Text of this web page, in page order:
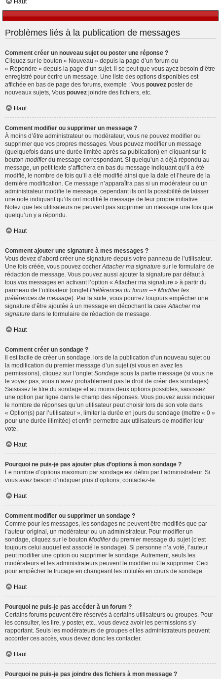
Problèmes liés à la publication de messages
Comment créer un nouveau sujet ou poster une réponse ?
Cliquez sur le bouton « Nouveau » depuis la page d’un forum ou
« Répondre » depuis la page d’un sujet. Il se peut que vous ayez besoin d’être
enregistré pour écrire un message. Une liste des options disponibles est
affichée en bas de page des forums, exemple : Vous pouvez poster de
nouveaux sujets, Vous pouvez joindre des fichiers, etc.
Haut
Comment modifier ou supprimer un message ?
À moins d’être administrateur ou modérateur, vous ne pouvez modifier ou
supprimer que vos propres messages. Vous pouvez modifier un message
(quelquefois dans une durée limitée après sa publication) en cliquant sur le
bouton modifierdu message correspondant. Si quelqu’un a déjà répondu au
message, un petit texte s’affichera en bas du message indiquant qu’il a été
modifié, le nombre de fois qu’il a été modifié ainsi que la date et l’heure de la
dernière modification. Ce message n’apparaîtra pas si un modérateur ou un
administrateur modifie le message, cependant ils ont la possibilité de laisser
une note indiquant qu’ils ont modifié le message de leur propre initiative.
Notez que les utilisateurs ne peuvent pas supprimer un message une fois que
quelqu’un y a répondu.
Haut
Comment ajouter une signature à mes messages ?
Vous devez d’abord créer une signature depuis votre panneau de l’utilisateur.
Une fois créée, vous pouvez cocher Attacher ma signature sur le formulaire de
rédaction de message. Vous pouvez aussi ajouter la signature par défaut à
tous vos messages en activant l’option « Attacher ma signature » à partir du
panneau de l’utilisateur (onglet Préférences du forum --> Modifier les
préférences de message). Par la suite, vous pourrez toujours empêcher une
signature d’être ajoutée à un message en décochant la case Attacher ma
signature dans le formulaire de rédaction de message.
Haut
Comment créer un sondage ?
Il est facile de créer un sondage, lors de la publication d’un nouveau sujet ou
la modification du premier message d’un sujet (si vous en avez les
permissions), cliquez sur l’onglet Sondage sous la partie message (si vous ne
le voyez pas, vous n’avez probablement pas le droit de créer des sondages).
Saisissez le titre du sondage et au moins deux options possibles, saisissez
une option par ligne dans le champ des réponses. Vous pouvez aussi indiquer
le nombre de réponses qu’un utilisateur peut choisir lors de son vote dans
« Option(s) par l’utilisateur », limiter la durée en jours du sondage (mettre « 0 »
pour une durée illimitée) et enfin permettre aux utilisateurs de modifier leur
vote.
Haut
Pourquoi ne puis-je pas ajouter plus d’options à mon sondage ?
Le nombre d’options maximum par sondage est défini par l’administrateur. Si
vous avez besoin d’indiquer plus d’options, contactez-le.
Haut
Comment modifier ou supprimer un sondage ?
Comme pour les messages, les sondages ne peuvent être modifiés que par
l’auteur original, un modérateur ou un administrateur. Pour modifier un
sondage, cliquez sur le bouton Modifierdu premier message du sujet (c’est
toujours celui auquel est associé le sondage). Si personne n’a voté, l’auteur
peut modifier une option ou supprimer le sondage. Autrement, seuls les
modérateurs et les administrateurs peuvent le modifier ou le supprimer. Ceci
pour empêcher le trucage en changeant les intitulés en cours de sondage.
Haut
Pourquoi ne puis-je pas accéder à un forum ?
Certains forums peuvent être réservés à certains utilisateurs ou groupes. Pour
les consulter, les lire, y poster, etc., vous devez avoir les permissions s’y
rapportant. Seuls les modérateurs de groupes et les administrateurs peuvent
accorder ces accès, vous devez donc les contacter.
Haut
Pourquoi ne puis-je pas joindre des fichiers à mon message ?